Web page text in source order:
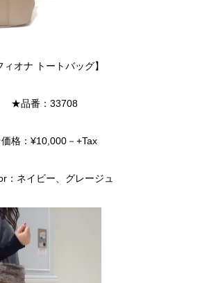
ィオナ トートバッグ】
★品番：33708
格：¥10,000－+Tax
：ネイビー、グレージュ